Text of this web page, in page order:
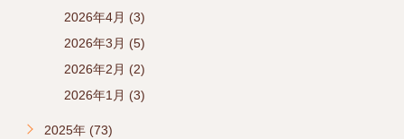
2026年4月 (3)
2026年3月 (5)
2026年2月 (2)
2026年1月 (3)
2025年 (73)